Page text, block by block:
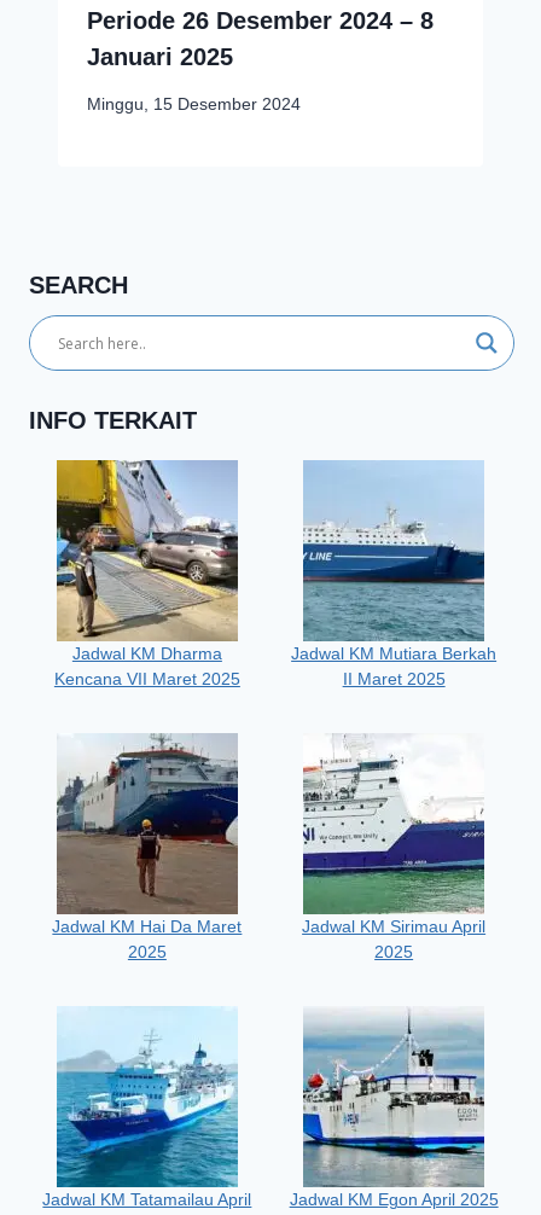
Periode 26 Desember 2024 – 8
Januari 2025
Minggu, 15 Desember 2024
SEARCH
INFO TERKAIT
Jadwal KM Dharma
Kencana VII Maret 2025
Jadwal KM Mutiara Berkah
II Maret 2025
Jadwal KM Hai Da Maret
2025
Jadwal KM Sirimau April
2025
Jadwal KM Tatamailau April
Jadwal KM Egon April 2025